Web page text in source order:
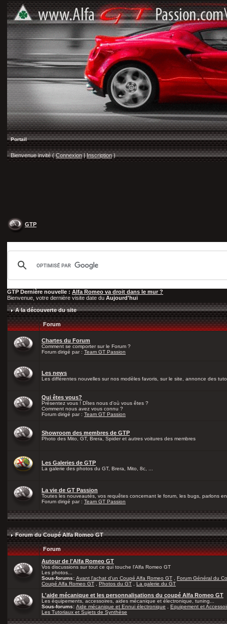
Portail
Bienvenue invité ( Connexion |Inscription)
GTP
GTP Dernière nouvelle : Alfa Romeo va droit dans le mur ?
Bienvenue, votre dernière visite date du Aujourd'hui
A la découverte du site
Forum
Chartes du Forum
Comment se comporter sur le Forum ?
Forum dirigé par : Team GT Passion
Les news
Les différentes nouvelles sur nos modèles favoris, sur le site, annonce des
Qui êtes vous?
Présentez vous ! Dîtes nous d'où vous êtes ?
Comment nous avez vous connu ?
Forum dirigé par : Team GT Passion
Showroom des membres de GTP
Photo des Mito, GT, Brera, Spider et autres voitures des membres
Les Galeries de GTP
La galerie des photos du GT, Brera, Mito, 8c, ...
La vie de GT Passion
Toutes les nouveautés, vos requêtes concernant le forum, les bugs, parlons
Forum dirigé par : Team GT Passion
Forum du Coupé Alfa Romeo GT
Forum
Autour de l'Alfa Romeo GT
Vos discussions sur tout ce qui touche l'Alfa Romeo GT
Les photos...
Sous-forums: Avant l'achat d'un Coupé Alfa Romeo GT
Forum Général du
Coupé Alfa Romeo GT
Photos du GT La galerie du GT
L'aide mécanique et les personnalisations du coupé Alfa Romeo GT
Les équipements, accessoires, aides mécanique et électronique, tuning...
Sous-forums: Aide mécanique et Ennui électronique
Equipement et
Les Tutoriaux et Sujets de Synthèse